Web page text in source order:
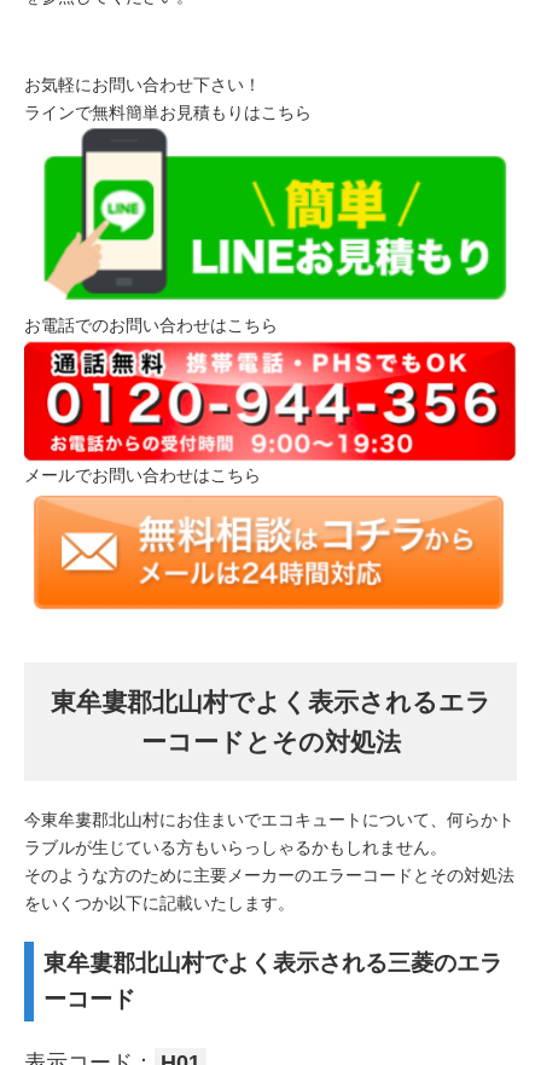
お気軽にお問い合わせ下さい！
ラインで無料簡単お見積もりはこちら
お電話でのお問い合わせはこちら
メールでお問い合わせはこちら
東牟婁郡北山村でよく表示されるエラ
ーコードとその対処法
今東牟婁郡北山村にお住まいでエコキュートについて、何らかト
ラブルが生じている方もいらっしゃるかもしれません。
そのような方のために主要メーカーのエラーコードとその対処法
をいくつか以下に記載いたします。
東牟婁郡北山村でよく表示される三菱のエラ
ーコード